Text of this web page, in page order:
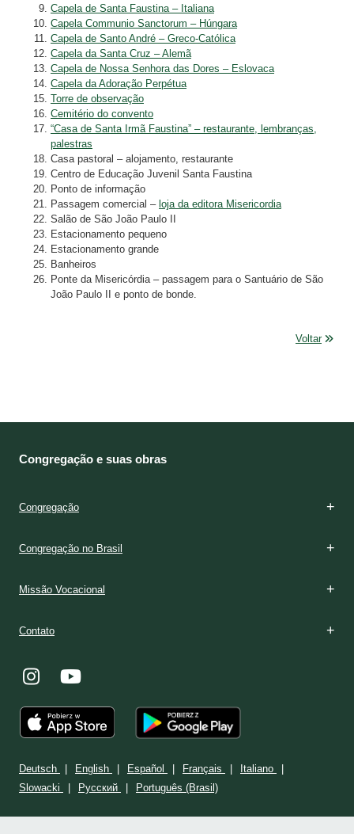
Capela de Santa Faustina – Italiana
Capela Communio Sanctorum – Húngara
Capela de Santo André – Greco-Católica
Capela da Santa Cruz – Alemã
Capela de Nossa Senhora das Dores – Eslovaca
Capela da Adoração Perpétua
Torre de observação
Cemitério do convento
“Casa de Santa Irmã Faustina” – restaurante, lembranças,
palestras
Casa pastoral – alojamento, restaurante
Centro de Educação Juvenil Santa Faustina
Ponto de informação
Passagem comercial – loja da editora Misericordia
Salão de São João Paulo II
Estacionamento pequeno
Estacionamento grande
Banheiros
Ponte da Misericórdia – passagem para o Santuário de São
João Paulo II e ponto de bonde.
Voltar
Congregação e suas obras
Congregação
Congregação no Brasil
Missão Vocacional
Contato
Deutsch English Español Français
Italiano
Slowacki
Ρусский Português (Brasil)